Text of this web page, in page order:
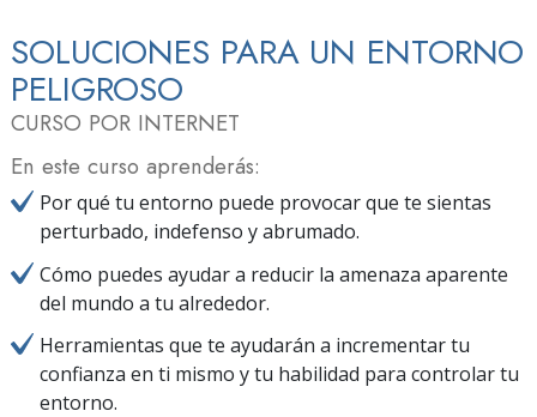
SOLUCIONES PARA UN ENTORNO
PELIGROSO
CURSO POR INTERNET
En este curso aprenderás:
Por qué tu entorno puede provocar que te sientas
perturbado, indefenso y abrumado.
Cómo puedes ayudar a reducir la amenaza aparente
del mundo a tu alrededor.
Herramientas que te ayudarán a incrementar tu
confianza en ti mismo y tu habilidad para controlar tu
entorno.